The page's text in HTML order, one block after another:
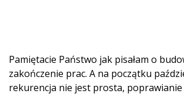
Pamiętacie Państwo jak pisałam o
zakończenie prac. A na początku
rekurencja nie jest prosta, poprawianie